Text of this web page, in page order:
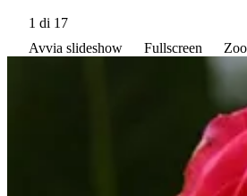
1 di 17
Avvia slideshow
Fullscreen